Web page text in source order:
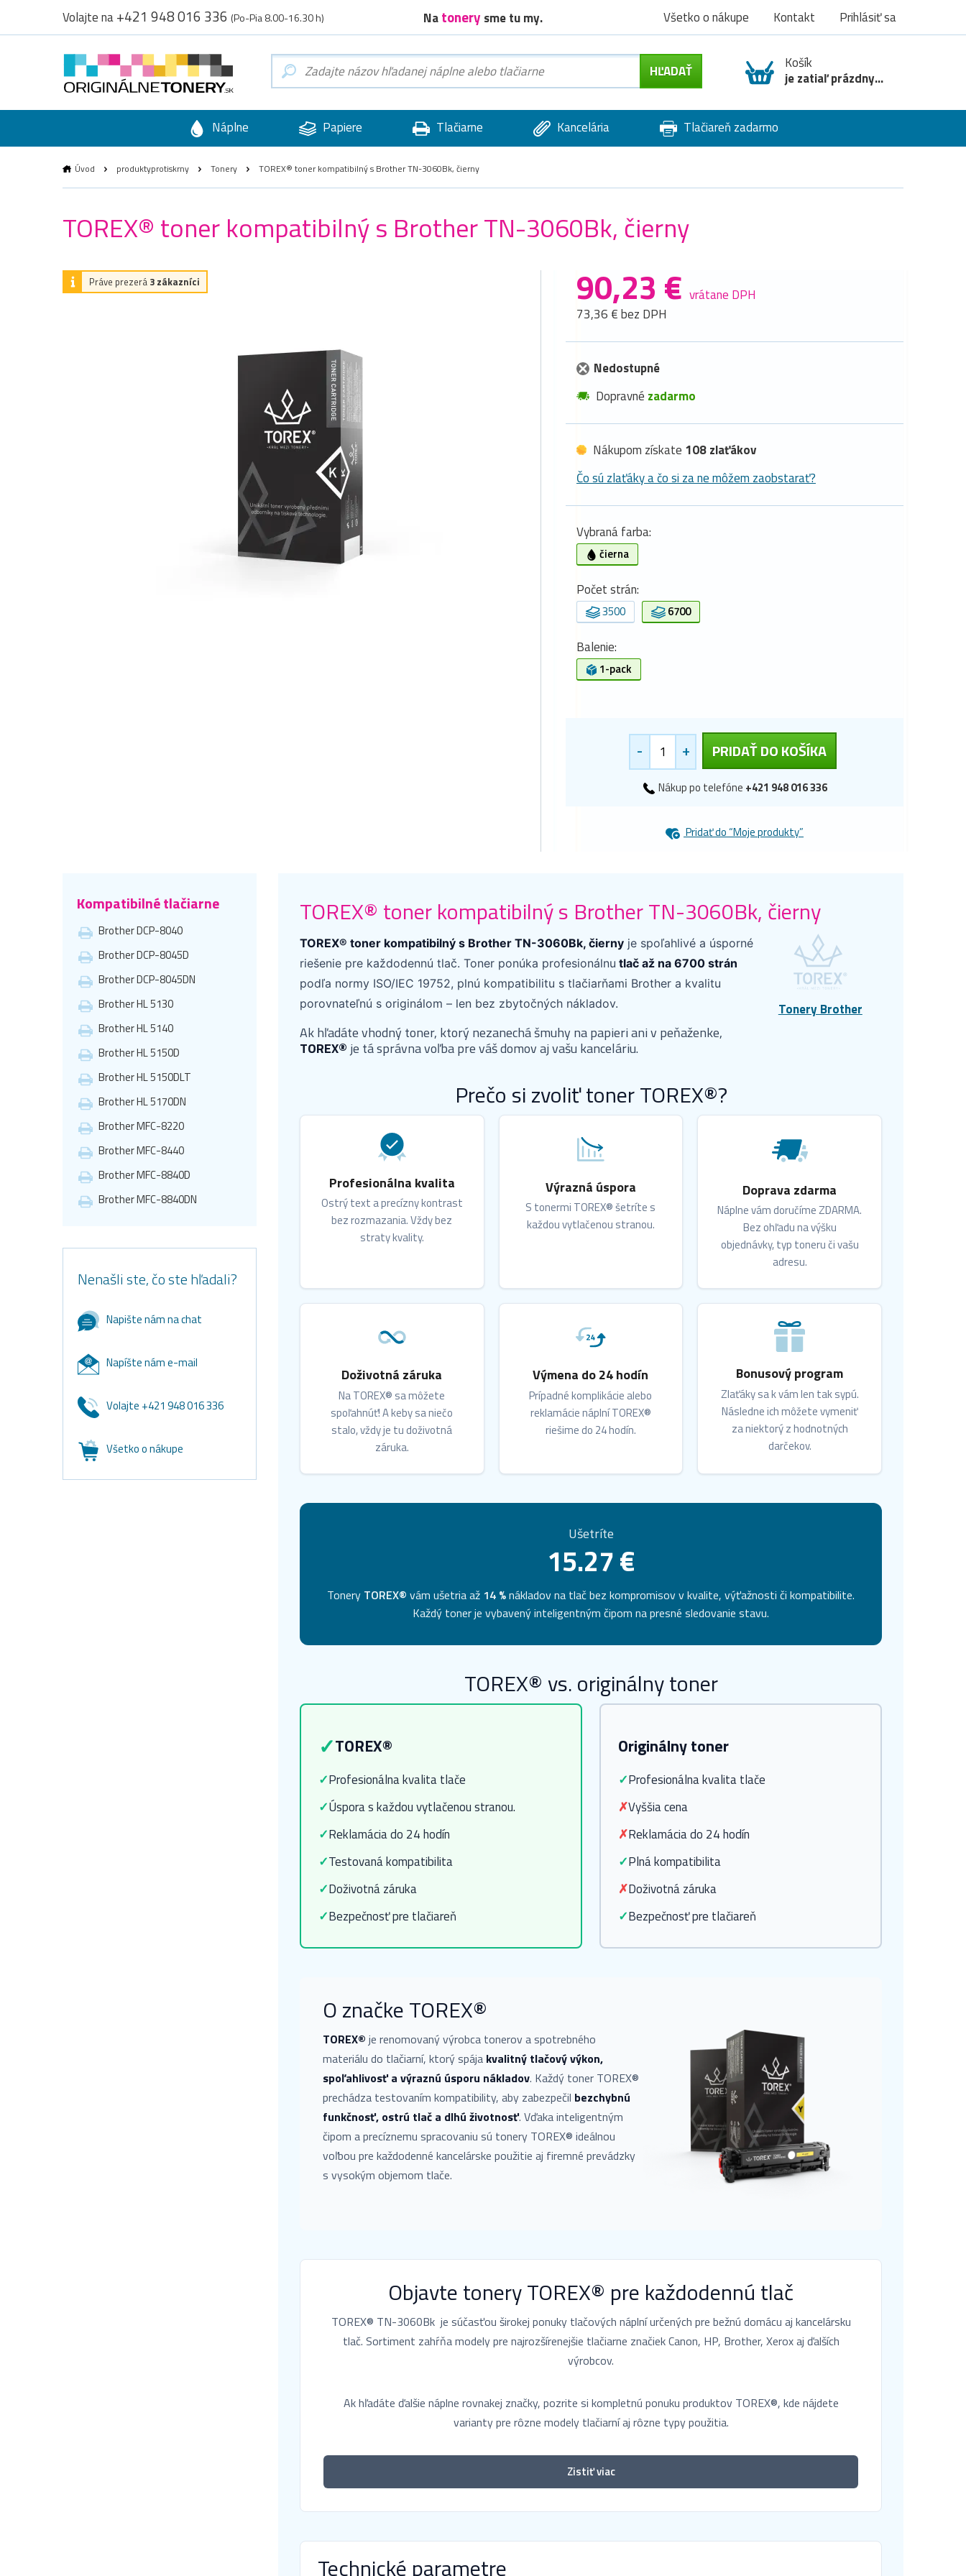
Volajte na+421 948 016 336 (Po-Pia 8.00-16.30 h) Natonery sme tu my. Všetko o nákupe Kontakt Prihlásiť sa
Košík
je zatiaľ prázdny...
Náplne Papiere Tlačiarne Kancelária Tlačiareň zadarmo
Úvod produktyprotiskrny Tonery TOREX® toner kompatibilný s Brother TN-3060Bk, čierny
TOREX® toner kompatibilný s Brother TN-3060Bk, čierny
Práve prezerá 3 zákazníci 90,23 € vrátane DPH
73,36 € bez DPH
Nedostupné
Dopravné zadarmo
Nákupom získate 108 zlaťákov
Čo sú zlaťáky a čo si za ne môžem zaobstarať?
Vybraná farba:
čierna
Počet strán:
3500 6700
Balenie:
1-pack
- + PRIDAŤ DO KOŠÍKA
Nákup po telefóne +421 948 016 336
Pridať do “Moje produkty”
Kompatibilné tlačiarne
Brother DCP-8040
Brother DCP-8045D
Brother DCP-8045DN
Brother HL 5130
Brother HL 5140
Brother HL 5150D
Brother HL 5150DLT
Brother HL 5170DN
Brother MFC-8220
Brother MFC-8440
Brother MFC-8840D
Brother MFC-8840DN
Nenašli ste, čo ste hľadali?
Napište nám na chat
Napíšte nám e-mail
Volajte +421 948 016 336
Všetko o nákupe
TOREX® toner kompatibilný s Brother TN-3060Bk, čierny
Tonery Brother
TOREX® toner kompatibilný s Brother TN-3060Bk, čierny je spoľahlivé a úsporné
riešenie pre každodennú tlač. Toner ponúka profesionálnu tlač až na 6700 strán
podľa normy ISO/IEC 19752, plnú kompatibilitu s tlačiarňami Brother a kvalitu
porovnateľnú s originálom – len bez zbytočných nákladov.
Ak hľadáte vhodný toner, ktorý nezanechá šmuhy na papieri ani v peňaženke,
TOREX® je tá správna voľba pre váš domov aj vašu kanceláriu.
Prečo si zvoliť toner TOREX®?
Profesionálna kvalita
Ostrý text a precízny kontrast
bez rozmazania. Vždy bez
straty kvality.
Výrazná úspora
S tonermi TOREX® šetríte s
každou vytlačenou stranou.
Doprava zdarma
Náplne vám doručíme ZDARMA.
Bez ohľadu na výšku
objednávky, typ toneru či vašu
adresu.
Doživotná záruka
Na TOREX® sa môžete
spoľahnúť! A keby sa niečo
stalo, vždy je tu doživotná
záruka.
Výmena do 24 hodín
Prípadné komplikácie alebo
reklamácie náplní TOREX®
riešime do 24 hodín.
Bonusový program
Zlaťáky sa k vám len tak sypú.
Následne ich môžete vymeniť
za niektorý z hodnotných
darčekov.
Ušetríte
15.27 €
Tonery TOREX® vám ušetria až 14 %nákladov na tlač bez kompromisov v kvalite, výťažnosti či kompatibilite.
Každý toner je vybavený inteligentným čipom na presné sledovanie stavu.
TOREX® vs. originálny toner
✓TOREX®
✓Profesionálna kvalita tlače
✓Úspora s každou vytlačenou stranou.
✓Reklamácia do 24 hodín
✓Testovaná kompatibilita
✓Doživotná záruka
✓Bezpečnosť pre tlačiareň
Originálny toner
✓Profesionálna kvalita tlače
✗Vyššia cena
✗Reklamácia do 24 hodín
✓Plná kompatibilita
✗Doživotná záruka
✓Bezpečnosť pre tlačiareň
O značke TOREX®
TOREX® je renomovaný výrobca tonerov a spotrebného
materiálu do tlačiarní, ktorý spája kvalitný tlačový výkon,
spoľahlivosť a výraznú úsporu nákladov. Každý toner TOREX®
prechádza testovaním kompatibility, aby zabezpečil bezchybnú
funkčnosť, ostrú tlač a dlhú životnosť. Vďaka inteligentným
čipom a precíznemu spracovaniu sú tonery TOREX® ideálnou
voľbou pre každodenné kancelárske použitie aj firemné prevádzky
s vysokým objemom tlače.
Objavte tonery TOREX® pre každodennú tlač
TOREX® TN-3060Bk je súčasťou širokej ponuky tlačových náplní určených pre bežnú domácu aj kancelársku
tlač. Sortiment zahŕňa modely pre najrozšírenejšie tlačiarne značiek Canon, HP, Brother, Xerox aj ďalších
výrobcov.
Ak hľadáte ďalšie náplne rovnakej značky, pozrite si kompletnú ponuku produktov TOREX®, kde nájdete
varianty pre rôzne modely tlačiarní aj rôzne typy použitia.
Zistiť viac
Technické parametre